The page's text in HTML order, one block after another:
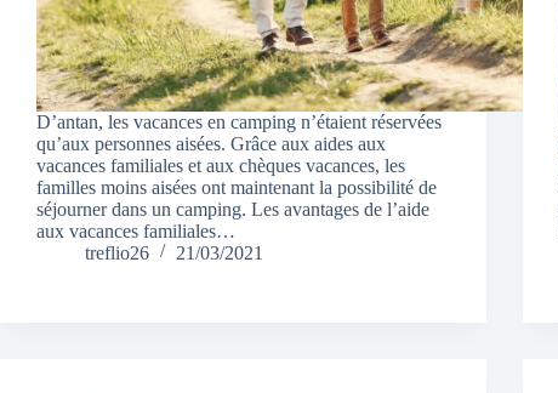
D’antan, les vacances en camping n’étaient réservées
qu’aux personnes aisées. Grâce aux aides aux
vacances familiales et aux chèques vacances, les
familles moins aisées ont maintenant la possibilité de
séjourner dans un camping. Les avantages de l’aide
aux vacances familiales…
treflio26
21/03/2021